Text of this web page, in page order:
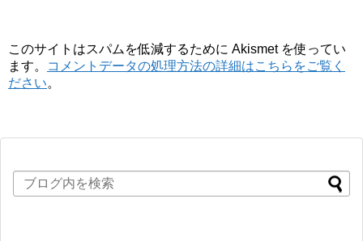
このサイトはスパムを低減するために Akismet を使ってい
ます。
コメントデータの処理方法の詳細はこちらをご覧く
ださい。